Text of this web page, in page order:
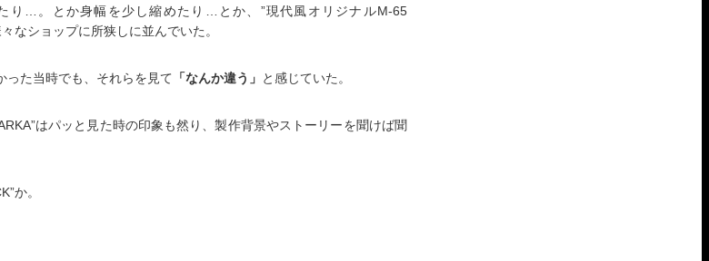
り…。とか身幅を少し縮めたり…とか、”現代風オリジナルM-65
なショップに所狭しに並んでいた。
った当時でも、それらを見て 「なんか違う」 と感じていた。
はパッと見た時の印象も然り、製作背景やストーリーを聞けば聞
か。